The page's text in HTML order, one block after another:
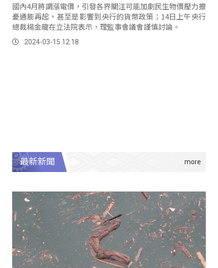
國內4月將調漲電價，引發各界關注可能加劇民生物價壓力擔
憂通膨再起，甚至是影響到央行的貨幣政策；14日上午央行
總裁楊金龍在立法院表示，理監事會議會謹慎討論。
2024-03-15 12:18
最新新聞